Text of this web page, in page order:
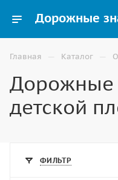
Главная — Каталог —
Дорожные
детской
ФИЛЬТР